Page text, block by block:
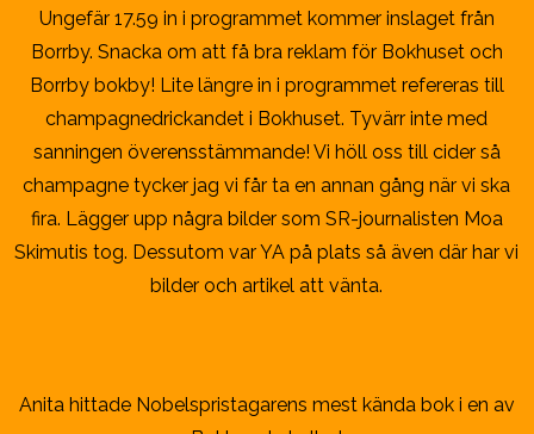
Ungefär 17.59 in i programmet kommer inslaget från
Borrby. Snacka om att få bra reklam för Bokhuset och
Borrby bokby! Lite längre in i programmet refereras till
champagnedrickandet i Bokhuset. Tyvärr inte med
sanningen överensstämmande! Vi höll oss till cider så
champagne tycker jag vi får ta en annan gång när vi ska
fira. Lägger upp några bilder som SR-journalisten Moa
Skimutis tog. Dessutom var YA på plats så även där har vi
bilder och artikel att vänta.
Anita hittade Nobelspristagarens mest kända bok i en av